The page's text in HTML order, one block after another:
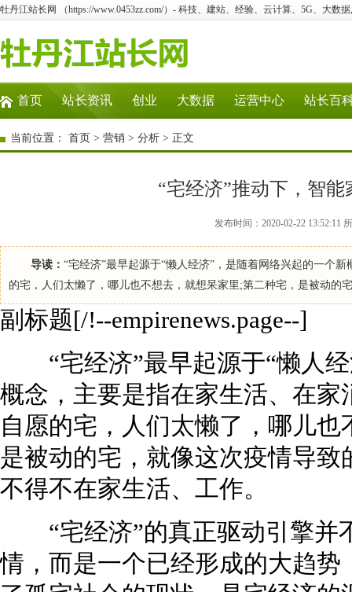
牡丹江站长网 （https://www.0453zz.com/）- 科技、建站、经验、云计算、5G、大数
首页 站长资讯 创业 大数据 运营中心 站长百
当前位置： 首页 > 营销 > 分析 > 正文
“宅经济”推动下，智
发布时间：2020-02-22 13:52:11
导读： “宅经济”最早起源于“懒人经济”，是随着网络兴起的一个
的宅，人们太懒了，哪儿也不想去，就想呆家里;第二种宅，是被动的
副标题[/!--empirenews.page--]
“宅经济”最早起源于“懒人经
概念，主要是指在家生活、在
自愿的宅，人们太懒了，哪儿
是被动的宅，就像这次疫情导致
不得不在家生活、工作。
“宅经济”的真正驱动引擎并
情，而是一个已经形成的大趋